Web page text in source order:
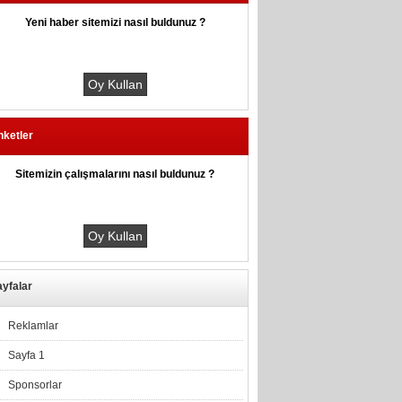
Yeni haber sitemizi nasıl buldunuz ?
Sitemizin çalışmalarını nasıl buldunuz ?
Reklamlar
Sayfa 1
Sponsorlar